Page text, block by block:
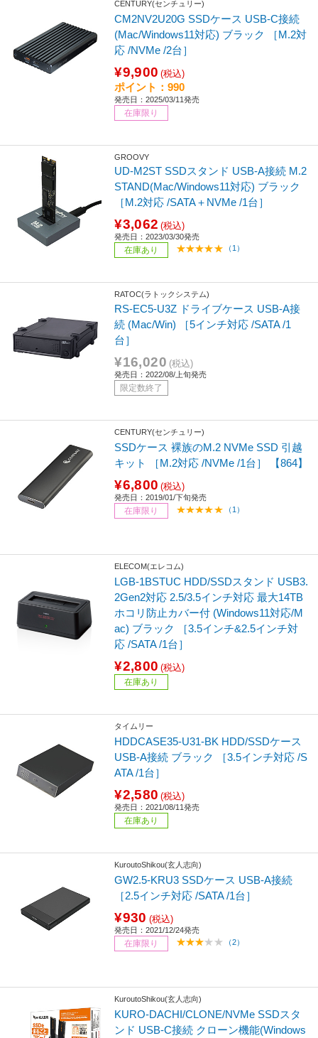
CENTURY(センチュリー)
CM2NV2U20G SSDケース USB-C接続
(Mac/Windows11対応) ブラック ［M.2対
応 /NVMe /2台］
¥9,900 (税込)
ポイント：990
発売日：2025/03/11発売
在庫限り
GROOVY
UD-M2ST SSDスタンド USB-A接続 M.2
STAND(Mac/Windows11対応) ブラック
［M.2対応 /SATA＋NVMe /1台］
¥3,062 (税込)
発売日：2023/03/30発売
在庫あり （1）
RATOC(ラトックシステム)
RS-EC5-U3Z ドライブケース USB-A接
続 (Mac/Win) ［5インチ対応 /SATA /1
台］
¥16,020 (税込)
発売日：2022/08/上旬発売
限定数終了
CENTURY(センチュリー)
SSDケース 裸族のM.2 NVMe SSD 引越
キット ［M.2対応 /NVMe /1台］ 【864】
¥6,800 (税込)
発売日：2019/01/下旬発売
在庫限り （1）
ELECOM(エレコム)
LGB-1BSTUC HDD/SSDスタンド USB3.
2Gen2対応 2.5/3.5インチ対応 最大14TB
ホコリ防止カバー付 (Windows11対応/M
ac) ブラック ［3.5インチ&2.5インチ対
応 /SATA /1台］
¥2,800 (税込)
在庫あり
タイムリー
HDDCASE35-U31-BK HDD/SSDケース
USB-A接続 ブラック ［3.5インチ対応 /S
ATA /1台］
¥2,580 (税込)
発売日：2021/08/11発売
在庫あり
KuroutoShikou(玄人志向)
GW2.5-KRU3 SSDケース USB-A接続
［2.5インチ対応 /SATA /1台］
¥930 (税込)
発売日：2021/12/24発売
在庫限り （2）
KuroutoShikou(玄人志向)
KURO-DACHI/CLONE/NVMe SSDスタ
ンド USB-C接続 クローン機能(Windows